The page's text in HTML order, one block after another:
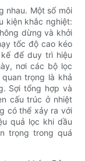
nhau. Một số môi
kiện khắc nghiệt:
dừng và khởi
tốc độ cao kéo
để duy trì hiệu
nơi các bộ lọc
trọng là khả
Sợi tổng hợp và
cấu trúc ở nhiệt
có thể xảy ra với
quả lọc khi dầu
trọng trong quá